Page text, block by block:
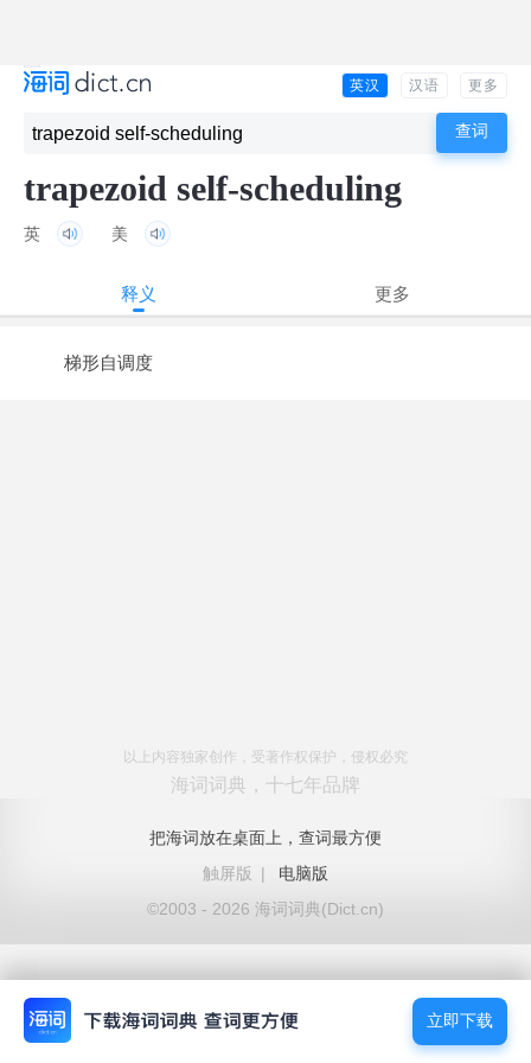
英汉 汉语 更多
trapezoid self-scheduling
英 美
释义 更多
梯形自调度
以上内容独家创作，受著作权保护，侵权必究
海词词典，十七年品牌
把海词放在桌面上，查词最方便
触屏版
|
电脑版
©2003 - 2026 海词词典(Dict.cn)
立即下载
立即下载